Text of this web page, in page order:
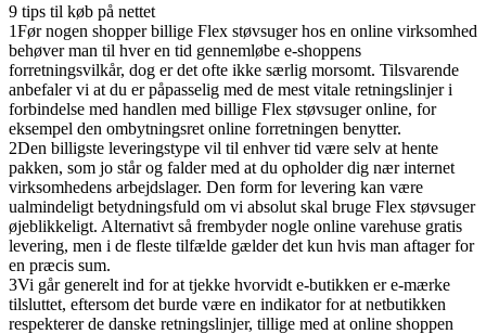
9 tips til køb på nettet
1Før nogen shopper billige Flex støvsuger hos en online virksomhed
behøver man til hver en tid gennemløbe e-shoppens
forretningsvilkår, dog er det ofte ikke særlig morsomt. Tilsvarende
anbefaler vi at du er påpasselig med de mest vitale retningslinjer i
forbindelse med handlen med billige Flex støvsuger online, for
eksempel den ombytningsret online forretningen benytter.
2Den billigste leveringstype vil til enhver tid være selv at hente
pakken, som jo står og falder med at du opholder dig nær internet
virksomhedens arbejdslager. Den form for levering kan være
ualmindeligt betydningsfuld om vi absolut skal bruge Flex støvsuger
øjeblikkeligt. Alternativt så frembyder nogle online varehuse gratis
levering, men i de fleste tilfælde gælder det kun hvis man aftager for
en præcis sum.
3Vi går generelt ind for at tjekke hvorvidt e-butikken er e-mærke
tilsluttet, eftersom det burde være en indikator for at netbutikken
respekterer de danske retningslinjer, tillige med at online shoppen